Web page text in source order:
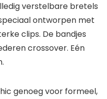
verstelbare bretels
ontworpen met
clips. De bandjes
crossover. Eén
genoeg voor formeel,